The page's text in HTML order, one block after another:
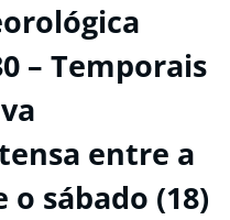
– Temporais
entre a
sábado (18)